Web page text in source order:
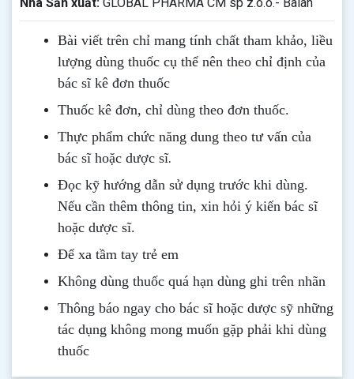
Bài viết trên chỉ mang tính chất tham khảo, liều
lượng dùng thuốc cụ thể nên theo chỉ định của
bác sĩ kê đơn thuốc
Thuốc kê đơn, chỉ dùng theo đơn thuốc.
Thực phẩm chức năng dung theo tư vấn của
bác sĩ hoặc dược sĩ.
Đọc kỹ hướng dẫn sử dụng trước khi dùng.
Nếu cần thêm thông tin, xin hỏi ý kiến bác sĩ
hoặc dược sĩ.
Để xa tầm tay trẻ em
Không dùng thuốc quá hạn dùng ghi trên nhãn
Thông báo ngay cho bác sĩ hoặc dược sỹ những
tác dụng không mong muốn gặp phải khi dùng
thuốc